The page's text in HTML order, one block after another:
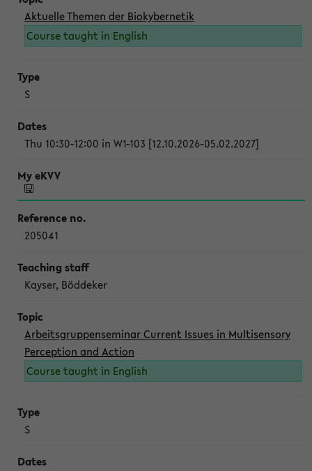
Aktuelle Themen der Biokybernetik
Course taught in English
S
Thu 10:30-12:00 in W1-103 [12.10.2026-05.02.2027]
205041
Kayser, Böddeker
Arbeitsgruppenseminar Current Issues in Multisensory
Perception and Action
Course taught in English
S